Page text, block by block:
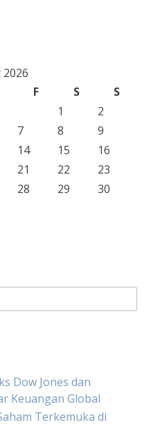
F S
S
1
2
7 8
9
14 15
16
21 22
23
28 29
30
Dow Jones dan
Keuangan Global
Terkemuka di